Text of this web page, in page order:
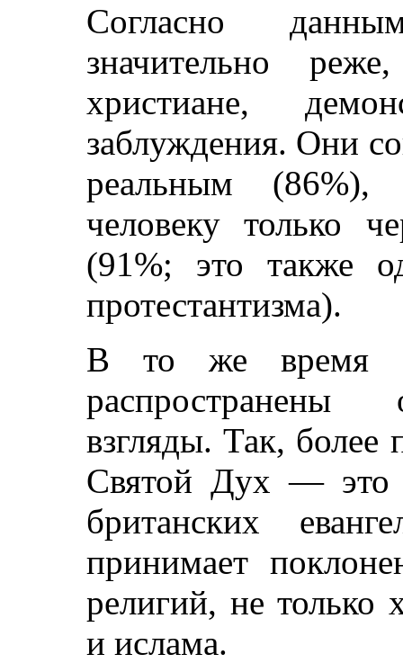
Согласно
значительно
христиане,
заблуждения. Они
реальным (86%),
человеку только
(91%; это также
протестантизма).
В то же время
распространены
взгляды. Так,
Святой Дух — это
британских
принимает
религий, не только
и ислама.